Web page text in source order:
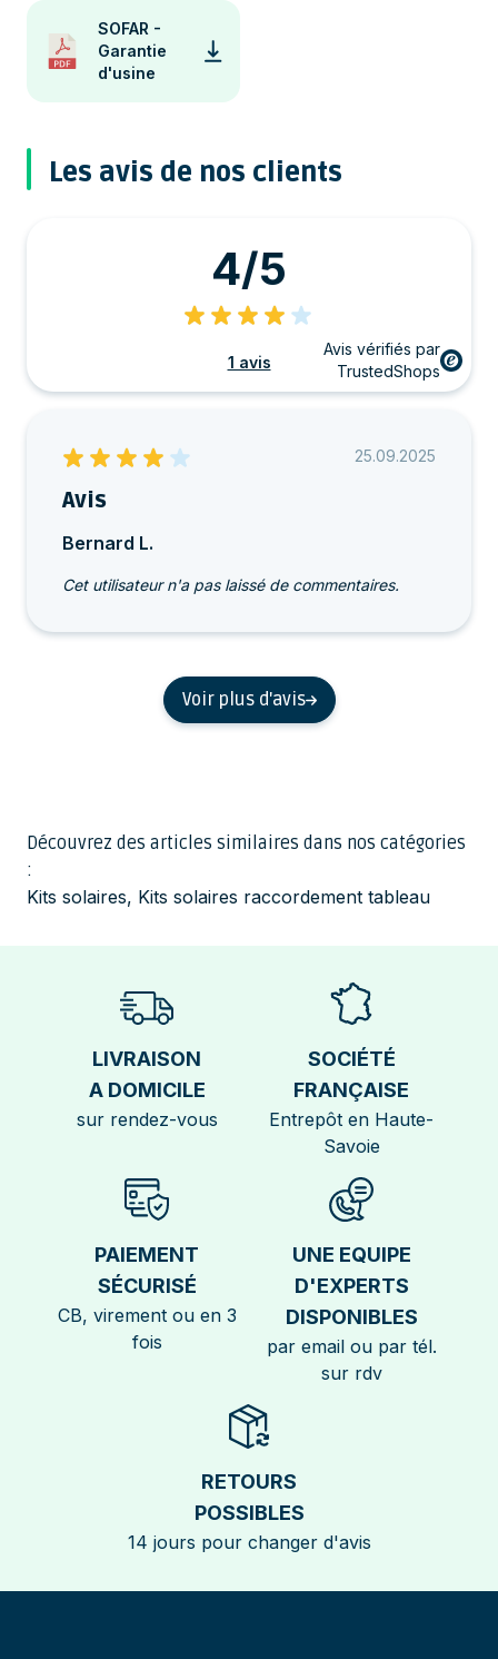
SOFAR -
Garantie
d'usine
Les avis de nos clients
4/5
1 avis
Avis vérifiés par
TrustedShops
25.09.2025
Avis
Bernard L.
Cet utilisateur n'a pas laissé de commentaires.
Voir plus d'avis
Découvrez des articles similaires dans nos catégories
:
Kits solaires, Kits solaires raccordement tableau
LIVRAISON
A DOMICILE
sur rendez-vous
SOCIÉTÉ
FRANÇAISE
Entrepôt en Haute-
Savoie
PAIEMENT
SÉCURISÉ
CB, virement ou en 3
fois
UNE EQUIPE
D'EXPERTS
DISPONIBLES
par email ou par tél.
sur rdv
RETOURS
POSSIBLES
14 jours pour changer d'avis